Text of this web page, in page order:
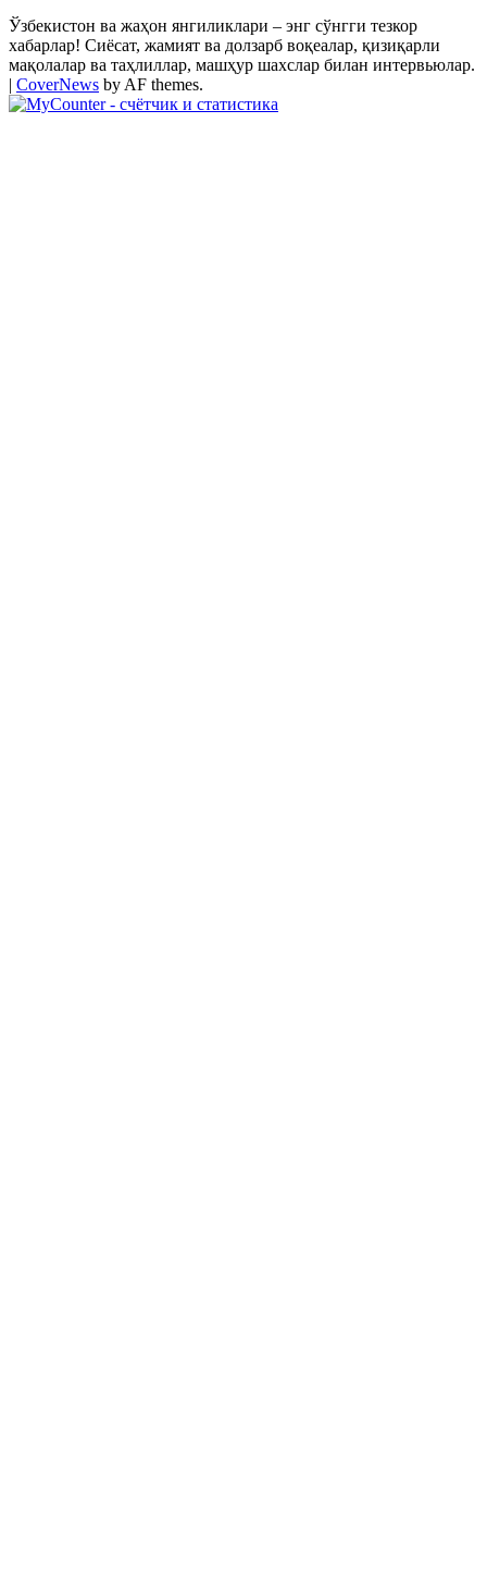
Ўзбекистон ва жаҳон янгиликлари – энг сўнгги тезкор
хабарлар! Сиёсат, жамият ва долзарб воқеалар, қизиқарли
мақолалар ва таҳлиллар, машҳур шахслар билан интервьюлар.
| CoverNews by AF themes.